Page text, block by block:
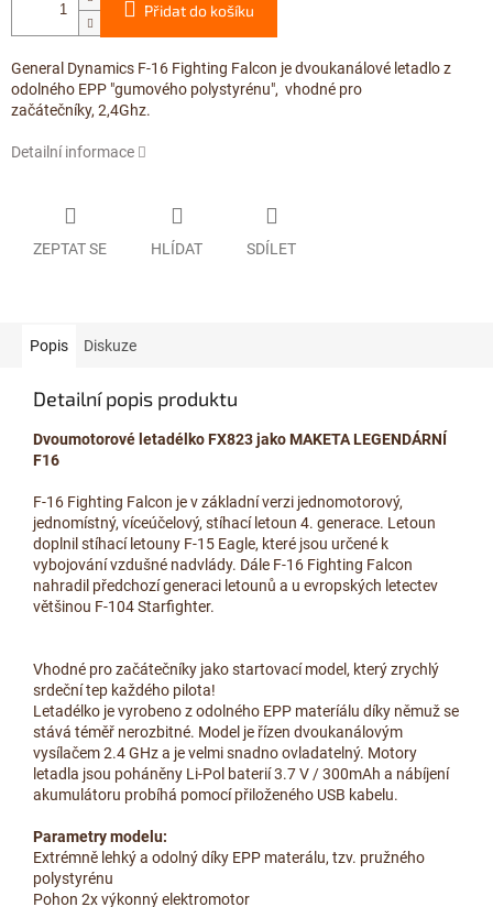
Přidat do košíku
General Dynamics F-16 Fighting Falcon je dvoukanálové letadlo z
odolného EPP "gumového polystyrénu", vhodné pro
začátečníky, 2,4Ghz.
Detailní informace
ZEPTAT SE HLÍDAT SDÍLET
Popis Diskuze
Detailní popis produktu
Dvoumotorové letadélko FX823 jako MAKETA LEGENDÁRNÍ
F16
F-16 Fighting Falcon je v základní verzi jednomotorový,
jednomístný, víceúčelový, stíhací letoun 4. generace. Letoun
doplnil stíhací letouny F-15 Eagle, které jsou určené k
vybojování vzdušné nadvlády. Dále F-16 Fighting Falcon
nahradil předchozí generaci letounů a u evropských letectev
většinou F-104 Starfighter.
Vhodné pro začátečníky jako startovací model, který zrychlý
srdeční tep každého pilota!
Letadélko je vyrobeno z odolného EPP materíálu díky němuž se
stává téměř nerozbitné. Model je řízen dvoukanálovým
vysílačem 2.4 GHz a je velmi snadno ovladatelný. Motory
letadla jsou poháněny Li-Pol baterií 3.7 V / 300mAh a nábíjení
akumulátoru probíhá pomocí přiloženého USB kabelu.
Parametry modelu:
Extrémně lehký a odolný díky EPP materálu, tzv. pružného
polystyrénu
Pohon 2x výkonný elektromotor